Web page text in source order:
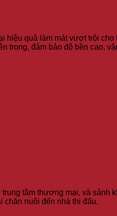
quả làm mát vượt trội cho
trong, đảm bảo độ bền cao,
tâm thương mại, và sảnh
nuôi đến nhà thi đấu.